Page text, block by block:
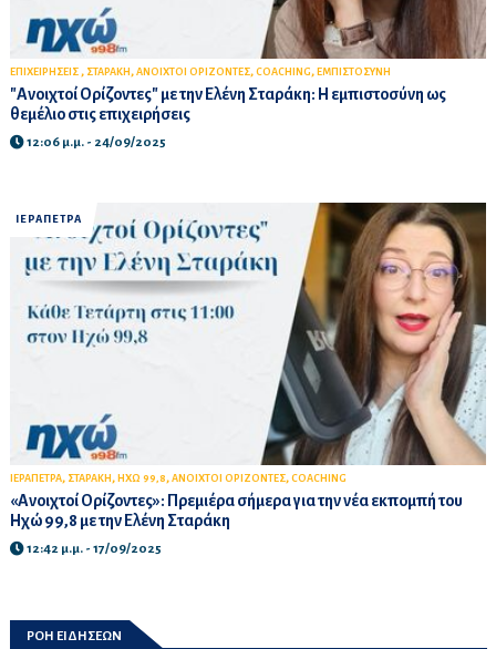
ΕΠΙΧΕΙΡΗΣΕΙΣ , ΣΤΑΡΑΚΗ , ΑΝΟΙΧΤΟΙ ΟΡΙΖΟΝΤΕΣ, COACHING, ΕΜΠΙΣΤΟΣΥΝΗ
"Ανοιχτοί Ορίζοντες" με την Ελένη Σταράκη: Η εμπιστοσύνη ως
θεμέλιο στις επιχειρήσεις
12:06 μ.μ. - 24/09/2025
ΙΕΡΑΠΕΤΡΑ
ΙΕΡΑΠΕΤΡΑ, ΣΤΑΡΑΚΗ , ΗΧΩ 99,8, ΑΝΟΙΧΤΟΙ ΟΡΙΖΟΝΤΕΣ, COACHING
«Ανοιχτοί Ορίζοντες»: Πρεμιέρα σήμερα για την νέα εκπομπή του
Ηχώ 99,8 με την Ελένη Σταράκη
12:42 μ.μ. - 17/09/2025
ΡΟΗ ΕΙΔΗΣΕΩΝ